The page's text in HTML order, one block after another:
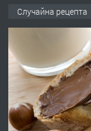
ПРЕДЛАГА
Случайна рецепта